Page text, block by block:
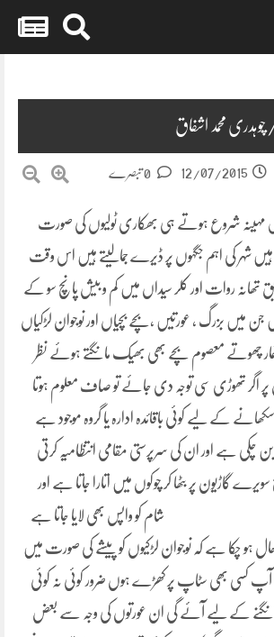
چوہدری محمد اشفاق
12/07/2015
مہینہ شروع ہوتے ہی بھکاری ٹولیوں کی صورت
شہر کی اہم جگہوں پر ڈیرے جمالیتے ہیں اس وقت
روات اور کلر سیداں میں کم و بیش پانچ سو کے
جن میں بزرگ ، عورتیں ،بچے بچیاں اور نوجوان لڑکیاں
چھوتے معصوم بچے بھی بھیک مانگتے ہوئے نظر
اگر تھوڑی سی توجہ دی جائے تو صاف معلوم ہوتا
کے لیے کوئی باقائدہ ادارہ یا گروہ موجود ہے
چکی ہے اور ان کی سرپرستی مقامی انتظامیہ کرتی
گاڑیون پر بٹھا کر چوکوں میں اتارا جاتا ہے اور
شام کو واپس بھی لایا جاتا ہے
ہو چکا ہے کہ نوجوان لڑکیوں کو پیشے کی صورت میں
آپ کسی بھی سٹاپ پر کھڑے ہوں ضرور کوئی نہ کوئی
کے لیے آئے گی ان عورتوں کی وجہ سے بعض